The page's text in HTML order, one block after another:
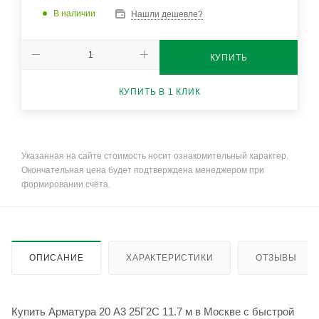
В наличии Нашли дешевле?
КУПИТЬ
КУПИТЬ В 1 КЛИК
Указанная на сайте стоимость носит ознакомительный характер.
Окончательная цена будет подтверждена менеджером при
формировании счёта.
ОПИСАНИЕ ХАРАКТЕРИСТИКИ ОТЗЫВЫ
Купить Арматура 20 А3 25Г2С 11.7 м в Москве с быстрой